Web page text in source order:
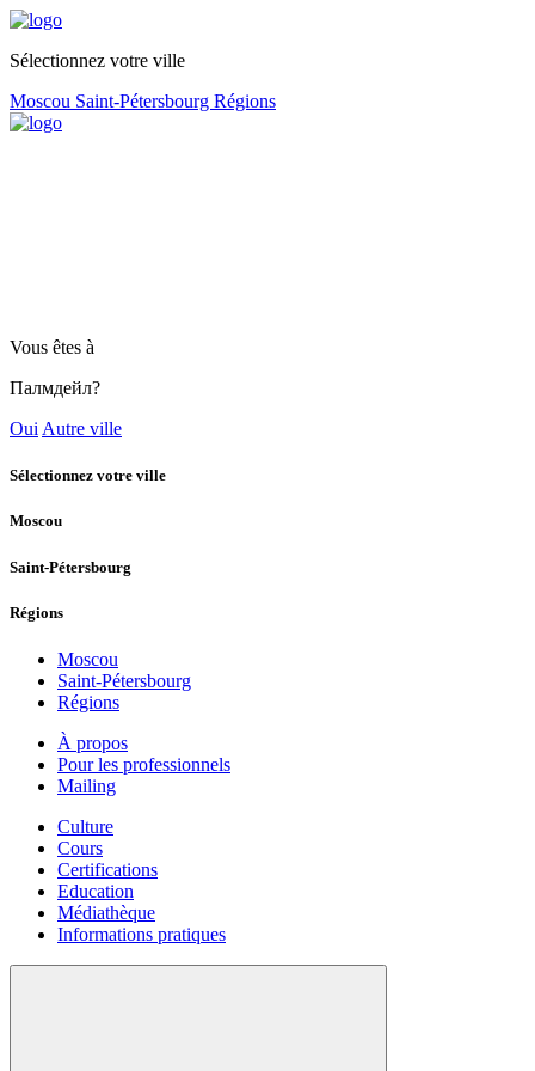
Sélectionnez votre ville
Moscou Saint-Pétersbourg Régions
Vous êtes à
Палмдейл?
Oui Autre ville
Sélectionnez votre ville
Moscou
Saint-Pétersbourg
Régions
Moscou
Saint-Pétersbourg
Régions
À propos
Pour les professionnels
Mailing
Culture
Cours
Certifications
Education
Médiathèque
Informations pratiques